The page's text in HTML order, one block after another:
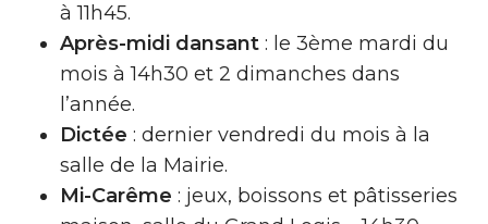
à 11h45.
Après-midi dansant : le 3ème mardi du
mois à 14h30 et 2 dimanches dans
l’année.
Dictée : dernier vendredi du mois à la
salle de la Mairie.
Mi-Carême : jeux, boissons et pâtisseries